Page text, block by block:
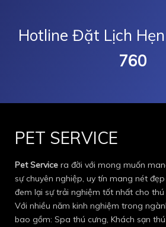
Hotline Đặt Lịch
760
PET SERVICE
Pet Service ra đời với mong muốn
sự chuyên nghiệp, uy tín mang nét
đem lại sự trải nghiệm tốt nhất cho
Với nhiều năm kinh nghiệm trong
bao gồm: Spa thú cưng, Khách sạn